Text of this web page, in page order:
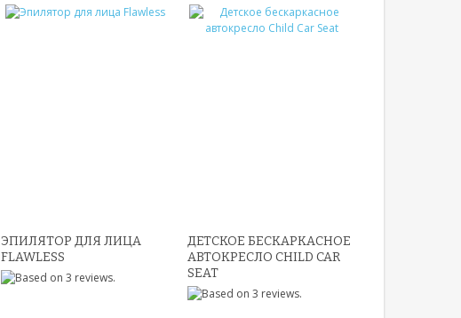
ЭПИЛЯТОР ДЛЯ ЛИЦА
FLAWLESS
ДЕТСКОЕ БЕСКАРКАСНОЕ
АВТОКРЕСЛО CHILD CAR
SEAT